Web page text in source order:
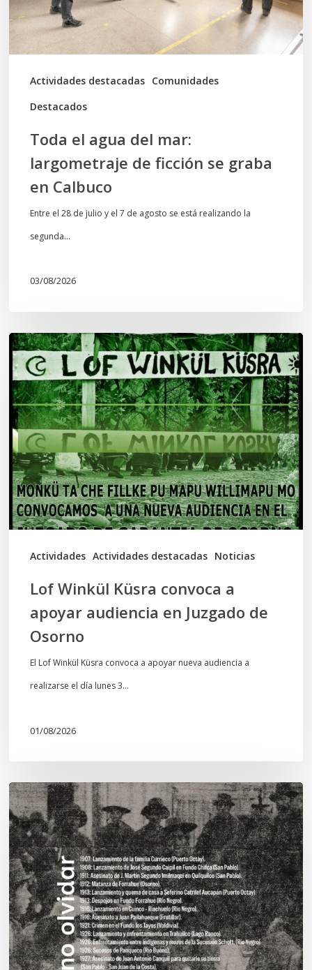
Actividades destacadas Comunidades
Destacados
de
ficción
se
graba
Toda el agua del mar:
largometraje de ficción se graba
en Calbuco
Entre el 28 de julio y el 7 de agosto se está realizando la
segunda…
03/08/2026
Actividades Actividades destacadas Noticias
Lof
Winkül
Küsra
convoca
a
apoyar
audiencia
en
Juzgado
Lof Winkül Küsra convoca a
apoyar audiencia en Juzgado de
Osorno
El Lof Winkül Küsra convoca a apoyar nueva audiencia a
realizarse el día lunes 3…
01/08/2026
Chawrakawin:
Palimpsesto
explora
a
través
del
arte
las